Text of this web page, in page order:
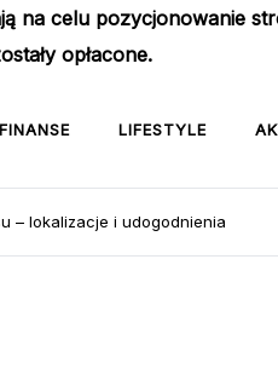
na celu pozycjonowanie
opłacone.
FINANSE LIFESTYLE
– lokalizacje i udogodnienia